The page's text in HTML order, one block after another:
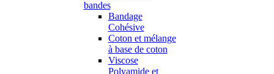
bandes
Bandage
Cohésive
Coton et mélange
à base de coton
Viscose
Polyamide et